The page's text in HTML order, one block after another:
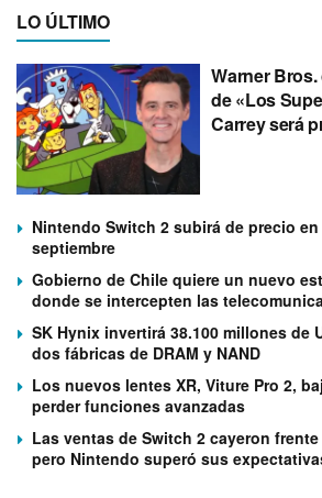
LO ÚLTIMO
Warner
de «Los
Carrey será
Nintendo Switch 2 subirá de precio
septiembre
Gobierno de Chile quiere un nuevo
donde se intercepten las
SK Hynix invertirá 38.100 millones de
dos fábricas de DRAM y NAND
Los nuevos lentes XR, Viture Pro 2,
perder funciones avanzadas
Las ventas de Switch 2 cayeron
pero Nintendo superó sus